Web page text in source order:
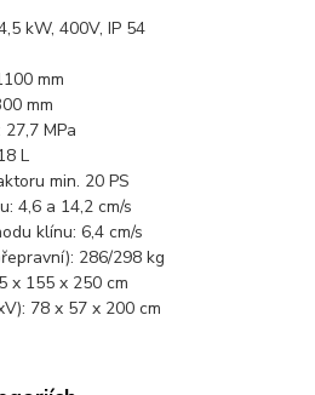
kW, 400V, IP 54
mm
mm
MPa
L
min. 20 PS
4,6 a 14,2 cm/s
klínu: 6,4 cm/s
286/298 kg
x 155 x 250 cm
78 x 57 x 200 cm